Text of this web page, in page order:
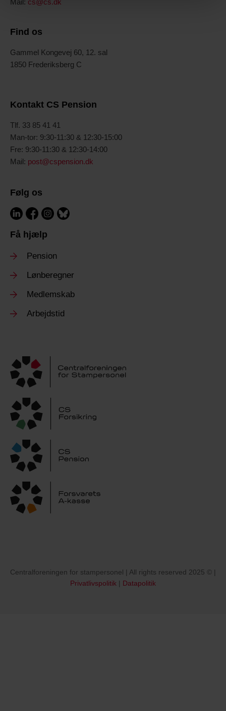
Mail: cs@cs.dk
Find os
Gammel Kongevej 60, 12. sal
1850 Frederiksberg C
Kontakt CS Pension
Tlf. 33 85 41 41
Man-tor: 9:30-11:30 & 12:30-15:00
Fre: 9:30-11:30 & 12:30-14:00
Mail: post@cspension.dk
Følg os
Få hjælp
Pension
Lønberegner
Medlemskab
Arbejdstid
Centralforeningen for stampersonel | All rights reserved 2025 © |
Privatlivspolitik | Datapolitik